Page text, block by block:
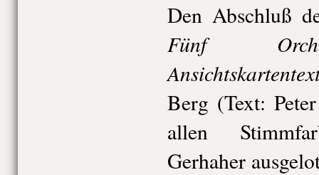
Den Abschluß
Fünf
Berg (Text:
allen
Gerhaher